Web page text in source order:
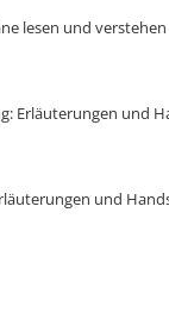
lesen und
Erläuterungen und
und